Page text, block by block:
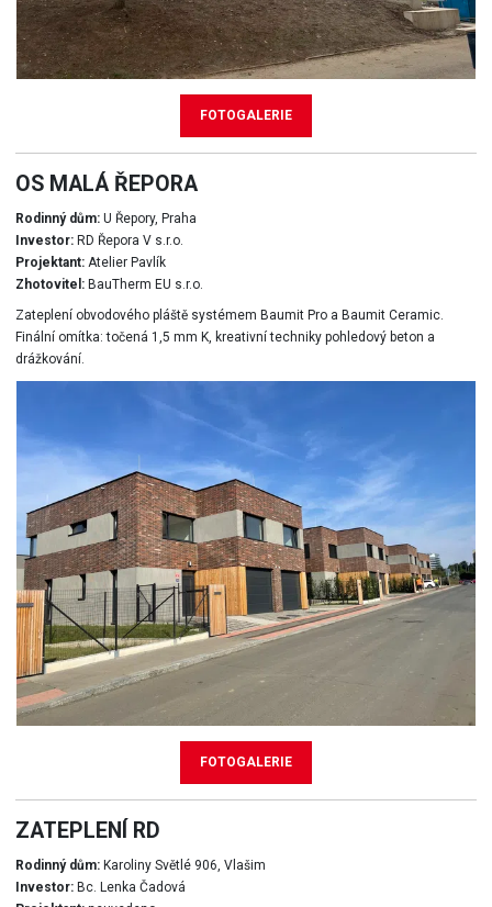
FOTOGALERIE
FOTOGALERIE
OS MALÁ ŘEPORA
Rodinný dům:U Řepory, Praha
Investor:RD Řepora V s.r.o.
Projektant:Atelier Pavlík
Zhotovitel:BauTherm EU s.r.o.
Zateplení obvodového pláště systémem Baumit Pro a Baumit Ceramic.
Finální omítka: točená 1,5 mm K, kreativní techniky pohledový beton a
drážkování.
ZATEPLENÍ RD
Rodinný dům:Karoliny Světlé 906, Vlašim
Investor:Bc. Lenka Čadová